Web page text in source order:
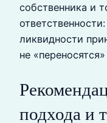
собственника и
ликвидности
не
подхода и